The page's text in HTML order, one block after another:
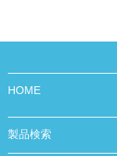
HOME
製品検索